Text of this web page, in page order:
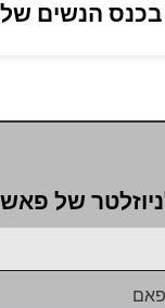
בכנס הנשים
של